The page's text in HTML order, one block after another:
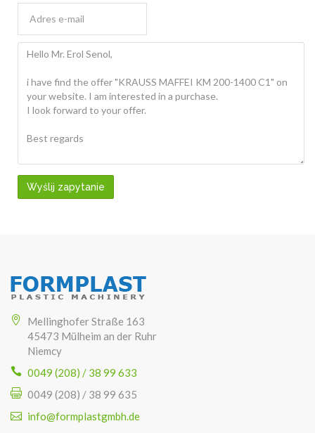
Wyślij zapytanie
Mellinghofer Straße 163
45473 Mülheim an der Ruhr
Niemcy
0049 (208) / 38 99 633
0049 (208) / 38 99 635
info@formplastgmbh.de